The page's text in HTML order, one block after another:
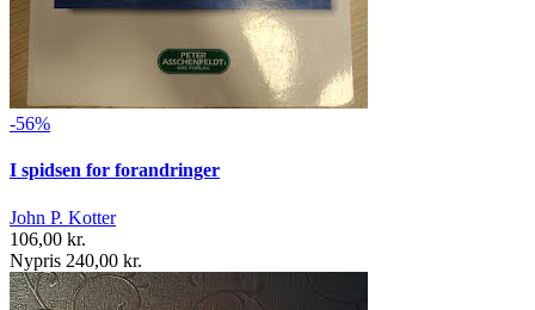
-56%
I spidsen for forandringer
John P. Kotter
106,00 kr.
Nypris 240,00 kr.